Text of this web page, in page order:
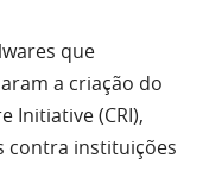
que
a criação do
Initiative (CRI),
contra instituições